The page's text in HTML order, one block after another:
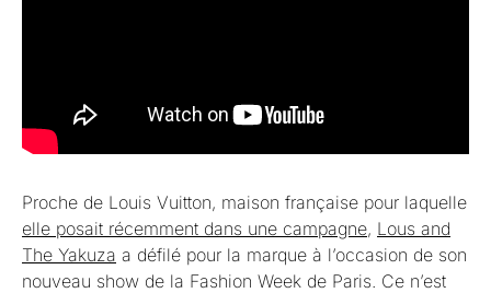
Proche de Louis Vuitton, maison française pour laquelle
elle posait récemment dans une campagne, Lous and
The Yakuza a défilé pour la marque à l’occasion de son
nouveau show de la Fashion Week de Paris. Ce n’est